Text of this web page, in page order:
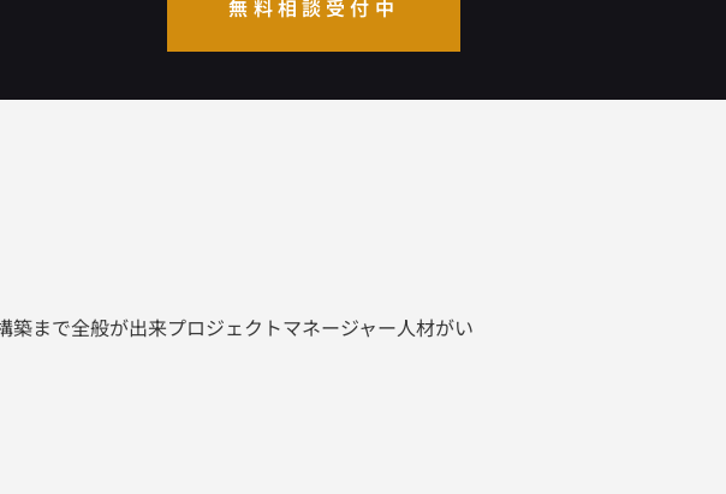
無料相談受付中
まで全般が出来プロジェクトマネージャー人材がい